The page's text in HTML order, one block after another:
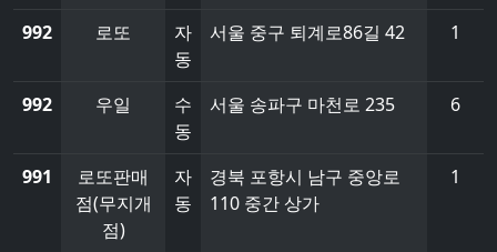
992 로또
자
동
서울 중구 퇴계로86길 42 1
992 우일
수
동
서울 송파구 마천로 235 6
991
로또판매
점(무지개
점)
자
동
경북 포항시 남구 중앙로
110 중간 상가
1